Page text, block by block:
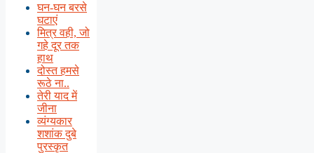
घन-घन बरसे
घटाएं
मित्र वही, जो
गहे दूर तक
हाथ
दोस्त हमसे
रूठे ना..
तेरी याद में
जीना
व्यंग्यकार
शशांक दुबे
पुरस्कृत